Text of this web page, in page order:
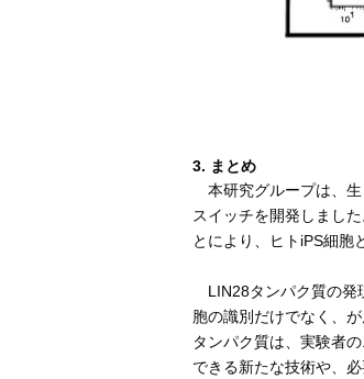
3. まとめ
本研究グループは、生
スイッチを開発しまし
とにより、ヒトiPS細胞
LIN28タンパク質の発
胞の識別だけでなく、
タンパク質は、実験者
できる新たな技術や、